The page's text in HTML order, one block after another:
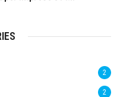
2
2